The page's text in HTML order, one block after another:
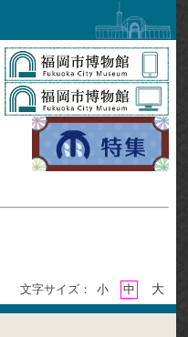
文字サイズ： 小 中 大